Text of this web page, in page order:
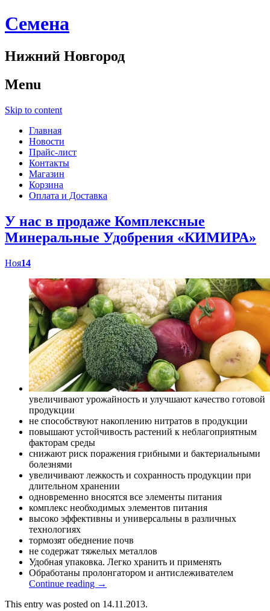
Cемена
Нижний Новгород
Menu
Skip to content
Главная
Новости
Прайс-лист
Контакты
Магазин
Корзина
Оплата и Доставка
У нас в продаже Комплексные
Минеральные Удобрения «КИМИРА»
Ноя14
увеличивают урожайность и улучшают качество готовой
продукции
не способствуют накоплению нитратов в продукции
повышают устойчивость растений к неблагоприятным
факторам среды
снижают риск поражения грибными и бактериальными
болезнями
увеличивают лежкость и сохранность продукции при
длительном хранении
одновременно вносятся все элементы питания
комплекс необходимых элементов питания
высоко эффективны и универсальны в различных
технологиях
тормозят обеднение почв
не содержат тяжелых металлов
Удобная упаковка. Легко хранить и применять
Обработаны пролонгатором и антислеживателем
Continue reading →
This entry was posted on 14.11.2013.